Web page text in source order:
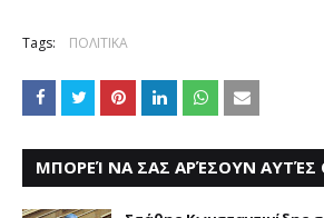
Tags: ΠΟΛΙΤΙΚΑ
ΜΠΟΡΕΊ ΝΑ ΣΑΣ ΑΡΈΣΟΥΝ ΑΥΤΈΣ